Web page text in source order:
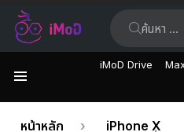
iMoD Drive
เรื่อง
คุณอยู่ที่นี่:
หน้าหลัก
iPhone X